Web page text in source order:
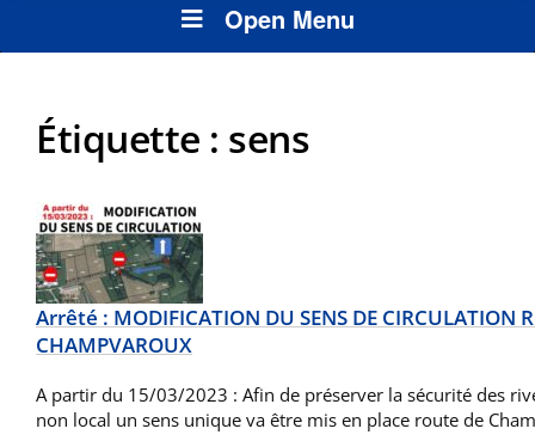
Open Menu
Étiquette : sens
Arrêté : MODIFICATION DU SENS DE CIRCULATION
CHAMPVAROUX
A partir du 15/03/2023 : Afin de préserver la sécurité des
non local un sens unique va être mis en place route de